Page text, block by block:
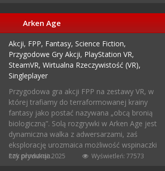
Arken Age
Akcji, FPP, Fantasy,Science Fiction,
Przygodowe Gry Akcji, PlayStation VR,
SteamVR,Wirtualna Rzeczywistość (VR),
Singleplayer
Przygodowa gra akcji FPP na zestawy VR, w
której trafiamy do terraformowanej krainy
fantasy jako postać nazywana „obcą bronią
biologiczną”. Solą rozgrywki w Arken Age jest
dynamiczna walka z adwersarzami, zaś
eksplorację urozmaica możliwość wspinaczki
czy pływania.
Rok produkcji: 2025 Wyświetleń: 77573